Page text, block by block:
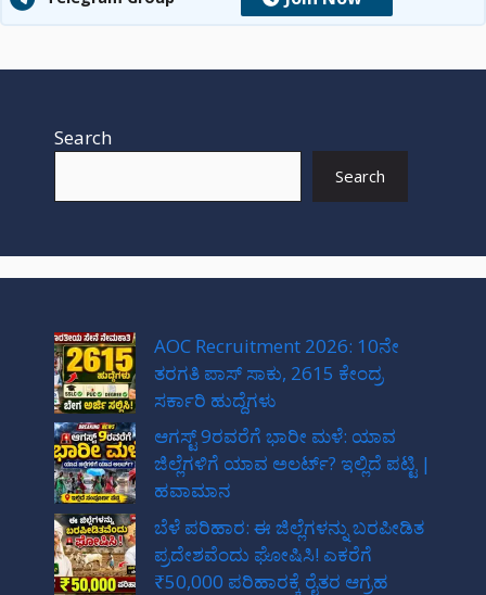
Search
Search
AOC Recruitment 2026: 10ನೇ
ತರಗತಿ ಪಾಸ್ ಸಾಕು, 2615 ಕೇಂದ್ರ
ಸರ್ಕಾರಿ ಹುದ್ದೆಗಳು
ಆಗಸ್ಟ್ 9ರವರೆಗೆ ಭಾರೀ ಮಳೆ: ಯಾವ
ಜಿಲ್ಲೆಗಳಿಗೆ ಯಾವ ಅಲರ್ಟ್? ಇಲ್ಲಿದೆ ಪಟ್ಟಿ |
ಹವಾಮಾನ
ಬೆಳೆ ಪರಿಹಾರ: ಈ ಜಿಲ್ಲೆಗಳನ್ನು ಬರಪೀಡಿತ
ಪ್ರದೇಶವೆಂದು ಘೋಷಿಸಿ! ಎಕರೆಗೆ
₹50,000 ಪರಿಹಾರಕ್ಕೆ ರೈತರ ಆಗ್ರಹ